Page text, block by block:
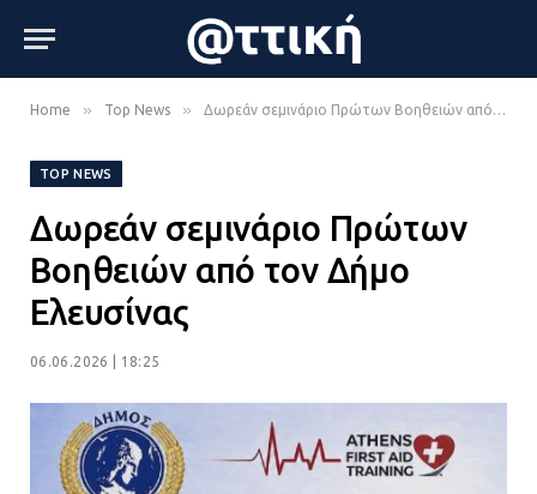
Home » Top News » Δωρεάν σεμινάριο Πρώτων Βοηθειών από τον Δήμο Ελευσίνας
TOP NEWS
Δωρεάν σεμινάριο Πρώτων
Βοηθειών από τον Δήμο
Ελευσίνας
06.06.2026 | 18:25